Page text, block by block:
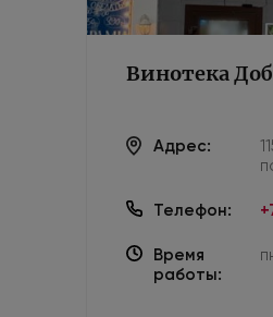
Винотека
Адрес:
Телефон:
Время
работы: